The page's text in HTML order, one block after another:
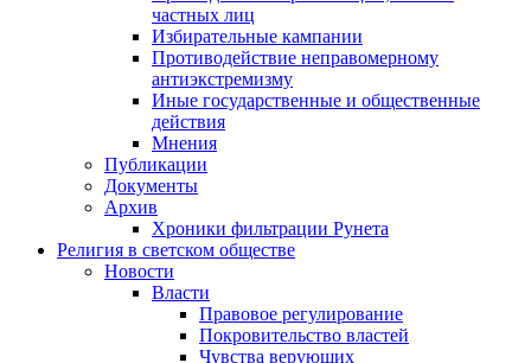
частных лиц
Избирательные кампании
Противодействие неправомерному
антиэкстремизму
Иные государственные и общественные
действия
Мнения
Публикации
Документы
Архив
Хроники фильтрации Рунета
Религия в светском обществе
Новости
Власти
Правовое регулирование
Покровительство властей
Чувства верующих